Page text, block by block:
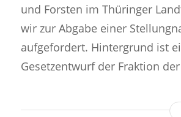
und Forsten im Thüringer
wir zur Abgabe einer
aufgefordert. Hintergrund ist
Gesetzentwurf der Fraktion